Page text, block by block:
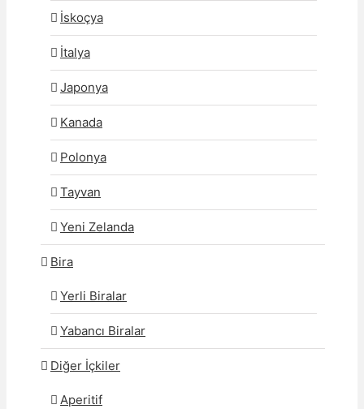
İskoçya
İtalya
Japonya
Kanada
Polonya
Tayvan
Yeni Zelanda
Bira
Yerli Biralar
Yabancı Biralar
Diğer İçkiler
Aperitif